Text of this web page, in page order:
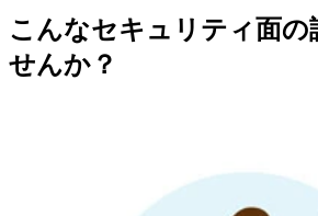
こんなセキュリティ面の
せんか？